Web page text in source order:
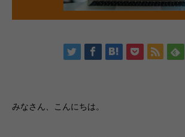
みなさん、こんにちは。